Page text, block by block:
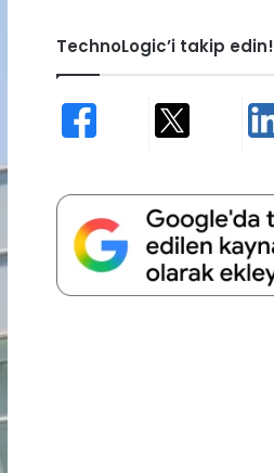
TechnoLogic’i takip edin!